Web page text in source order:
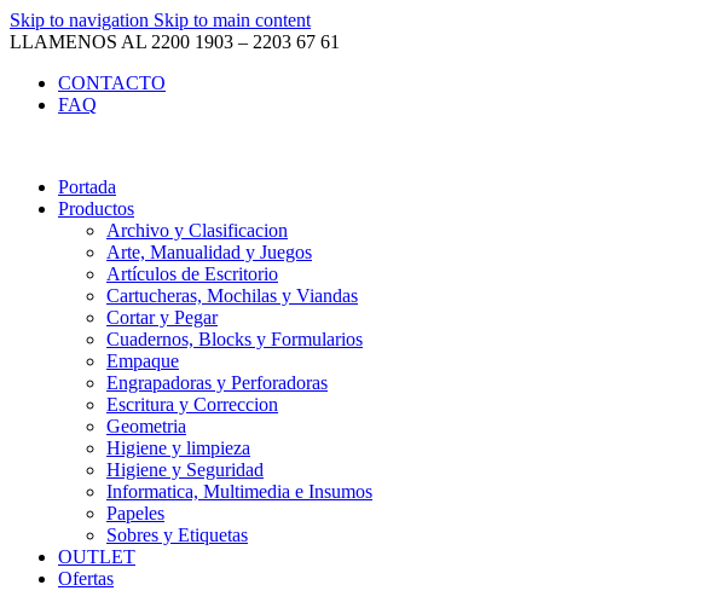
Skip to navigation Skip to main content
LLAMENOS AL 2200 1903 – 2203 67 61
CONTACTO
FAQ
Portada
Productos
Archivo y Clasificacion
Arte, Manualidad y Juegos
Artículos de Escritorio
Cartucheras, Mochilas y Viandas
Cortar y Pegar
Cuadernos, Blocks y Formularios
Empaque
Engrapadoras y Perforadoras
Escritura y Correccion
Geometria
Higiene y limpieza
Higiene y Seguridad
Informatica, Multimedia e Insumos
Papeles
Sobres y Etiquetas
OUTLET
Ofertas